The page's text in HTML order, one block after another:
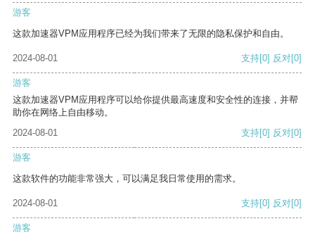
游客
这款加速器VPM应用程序已经为我们带来了无限的隐私保护和自由。
2024-08-01 支持[0] 反对[0]
游客
这款加速器VPM应用程序可以给你提供最高速度和安全性的连接，并帮
助你在网络上自由移动。
2024-08-01
支持[0] 反对[0]
游客
这款软件的功能非常强大，可以满足我日常使用的需求。
2024-08-01 支持[0] 反对[0]
游客